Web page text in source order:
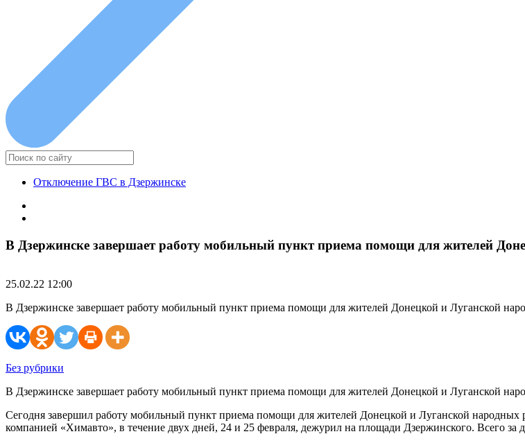
Отключение ГВС в Дзержинске
В Дзержинске завершает работу мобильный пункт приема помощи для жителей
25.02.22 12:00
В Дзержинске завершает работу мобильный пункт приема помощи для жителей Донецкой и Луганской
Без рубрики
В Дзержинске завершает работу мобильный пункт приема помощи для жителей Донецкой и Луганской
Сегодня завершил работу мобильный пункт приема помощи для жителей Донецкой и Луганской
компанией «Химавто», в течение двух дней, 24 и 25 февраля, дежурил на площади Дзержинского. Всего